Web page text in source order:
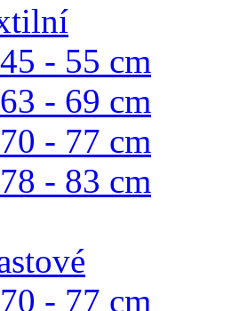
- 55 cm
- 69 cm
- 77 cm
- 83 cm
- 77 cm